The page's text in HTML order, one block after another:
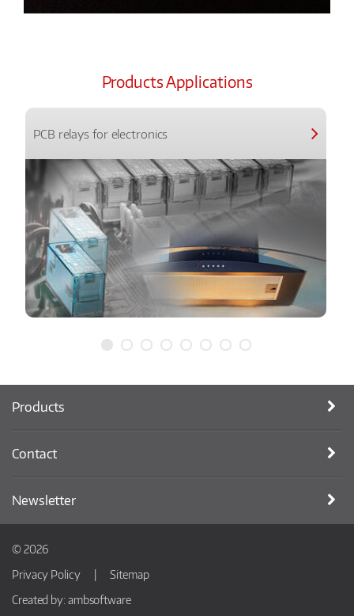
Products Applications
PCB relays for electronics
Products
Contact
Newsletter
© 2026
Privacy Policy
Sitemap
Created by: ambsoftware